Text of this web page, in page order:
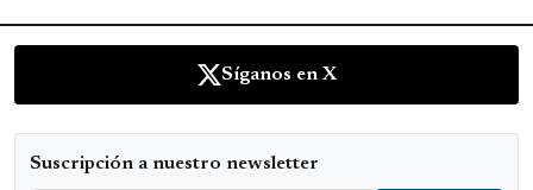
Síganos en X
Suscripción a nuestro newsletter